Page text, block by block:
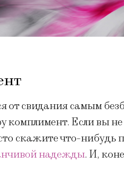
от свидания самым
комплимент. Если вы
скажите что-нибудь
надежды. И,